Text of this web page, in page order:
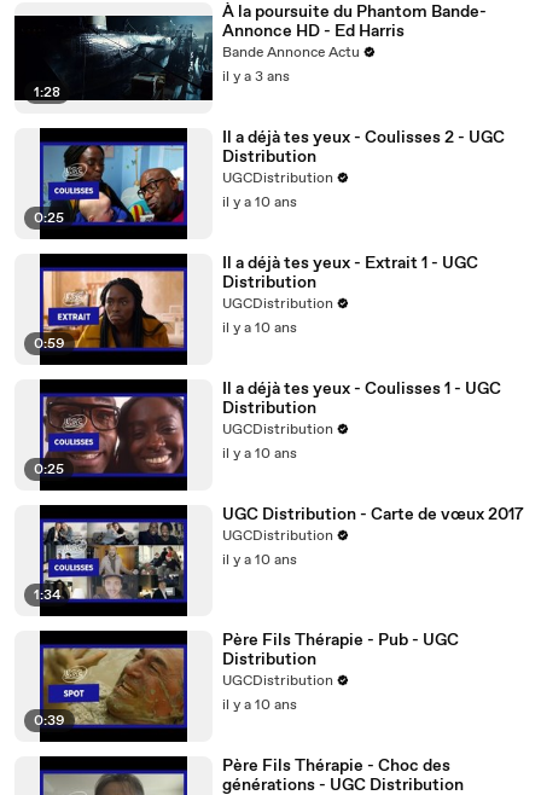
1:28
À la poursuite du Phantom Bande-
Annonce HD - Ed Harris
Bande Annonce Actu
il y a 3 ans
0:25
Il a déjà tes yeux - Coulisses 2 - UGC
Distribution
UGCDistribution
il y a 10 ans
0:59
Il a déjà tes yeux - Extrait 1 - UGC
Distribution
UGCDistribution
il y a 10 ans
0:25
Il a déjà tes yeux - Coulisses 1 - UGC
Distribution
UGCDistribution
il y a 10 ans
1:34
UGC Distribution - Carte de vœux 2017
UGCDistribution
il y a 10 ans
0:39
Père Fils Thérapie - Pub - UGC
Distribution
UGCDistribution
il y a 10 ans
Père Fils Thérapie - Choc des
générations - UGC Distribution